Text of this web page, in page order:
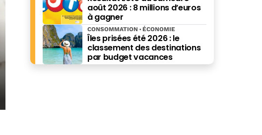
août 2026 : 8 millions d’euros
à gagner
Îles prisées été 2026 : le
classement des destinations
par budget vacances
CONSOMMATION ÉCONOMIE